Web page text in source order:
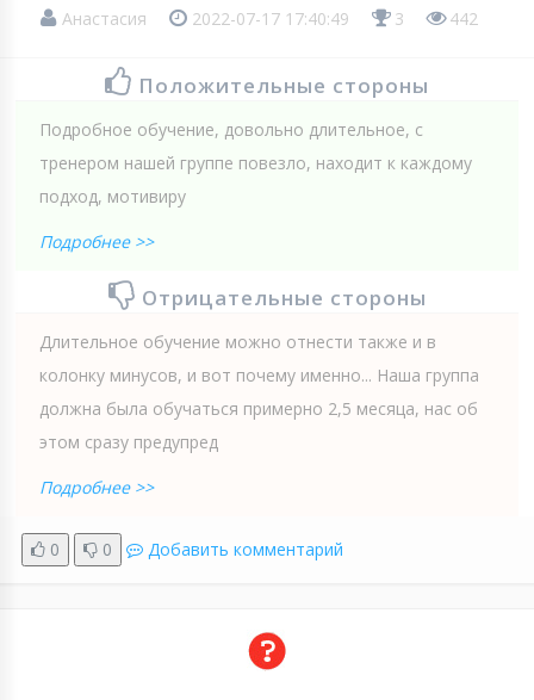
Анастасия 2022-07-17 17:40:49 3 442
Положительные стороны
Подробное обучение, довольно длительное, с
тренером нашей группе повезло, находит к каждому
подход, мотивиру
Подробнее >>
Отрицательные стороны
Длительное обучение можно отнести также и в
колонку минусов, и вот почему именно... Наша группа
должна была обучаться примерно 2,5 месяца, нас об
этом сразу предупред
Подробнее >>
0 0 Добавить комментарий